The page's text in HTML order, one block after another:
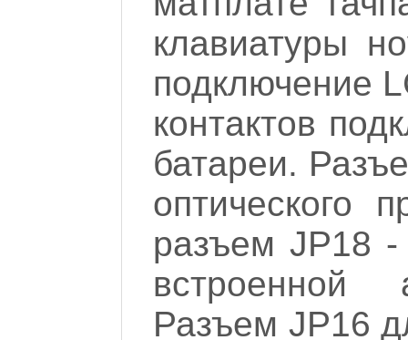
клавиатуры
подключение
контактов
батареи.
оптического
разъем JP18
встроенной
Разъем JP16